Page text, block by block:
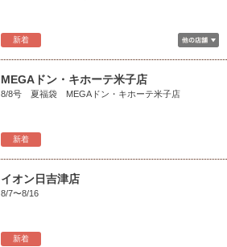
新着
新着
MEGAドン・キホーテ米子店
8/8号 夏福袋 MEGAドン・キホーテ米子店
新着
イオン日吉津店
8/7〜8/16